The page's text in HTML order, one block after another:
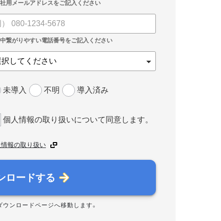
未導入 不明 導入済み
個人情報の取り扱いについて同意します。
報の取り扱い
ロードする
ウンロードページへ移動します。